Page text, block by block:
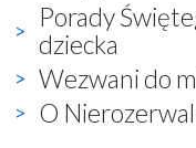
Porady
dziecka
Wezwani do
O